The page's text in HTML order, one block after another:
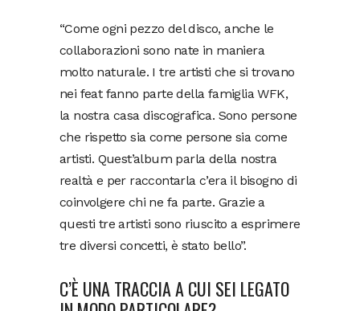
“Come ogni pezzo del disco, anche le
collaborazioni sono nate in maniera
molto naturale. I tre artisti che si trovano
nei feat fanno parte della famiglia WFK,
la nostra casa discografica. Sono persone
che rispetto sia come persone sia come
artisti. Quest’album parla della nostra
realtà e per raccontarla c’era il bisogno di
coinvolgere chi ne fa parte. Grazie a
questi tre artisti sono riuscito a esprimere
tre diversi concetti, è stato bello”.
C’È UNA TRACCIA A CUI SEI LEGATO